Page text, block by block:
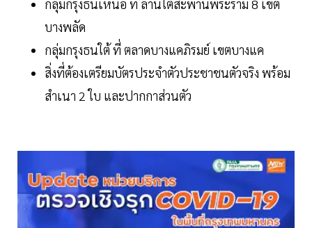
กลุ่มกรุงธนเหนือ ที่ ลานใต้สะพานพระราม 8 เขต
บางพลัด
กลุ่มกรุงธนใต้ ที่ ตลาดบางแคภิรมย์ เขตบางแค
สิ่งที่ต้องเตรียมบัตรประจําตัวประชาชนตัวจริง พร้อม
สำเนา 2 ใบ และปากกาส่วนตัว